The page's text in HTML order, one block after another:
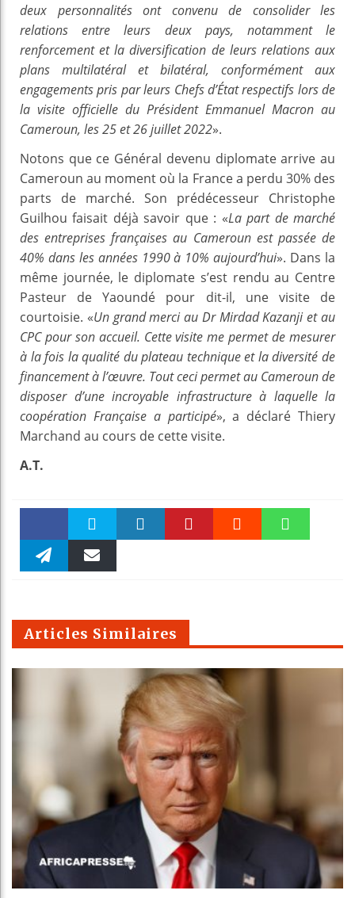
deux personnalités ont convenu de consolider les
relations entre leurs deux pays, notamment le
renforcement et la diversification de leurs relations aux
plans multilatéral et bilatéral, conformément aux
engagements pris par leurs Chefs d’État respectifs lors de
la visite officielle du Président Emmanuel Macron au
Cameroun, les 25 et 26 juillet 2022».
Notons que ce Général devenu diplomate arrive au
Cameroun au moment où la France a perdu 30% des
parts de marché. Son prédécesseur Christophe
Guilhou faisait déjà savoir que : «La part de marché
des entreprises françaises au Cameroun est passée de
40% dans les années 1990 à 10% aujourd’hui». Dans la
même journée, le diplomate s’est rendu au Centre
Pasteur de Yaoundé pour dit-il, une visite de
courtoisie. «Un grand merci au Dr Mirdad Kazanji et au
CPC pour son accueil. Cette visite me permet de mesurer
à la fois la qualité du plateau technique et la diversité de
financement à l’œuvre. Tout ceci permet au Camerounde
disposer d’une incroyable infrastructure à laquelle la
coopération Françaisea participé», a déclaré Thiery
Marchand au cours de cette visite.
A.T.
Faceboo Twitter
m
Articles Similaires